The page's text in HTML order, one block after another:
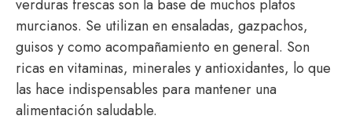
verduras frescas son la base de muchos platos
murcianos. Se utilizan en ensaladas, gazpachos,
guisos y como acompañamiento en general. Son
ricas en vitaminas, minerales y antioxidantes, lo que
las hace indispensables para mantener una
alimentación saludable.